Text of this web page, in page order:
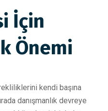
İçin
Önemi
kendi başına
danışmanlık devreye